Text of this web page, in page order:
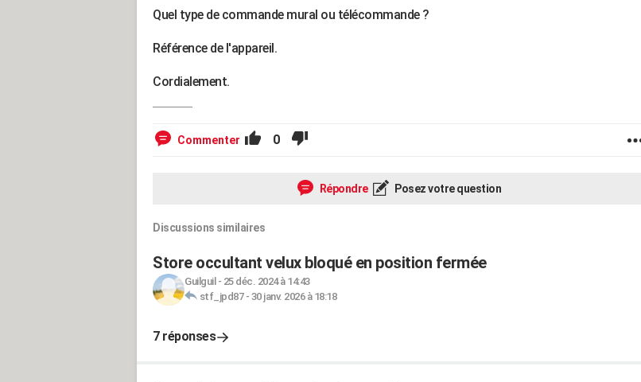
Quel type de commande mural ou télécommande ?
Référence de l'appareil.
Cordialement.
Commenter 0
Répondre Posez votre question
Discussions similaires
Store occultant velux bloqué en position fermée
Guilguil - 25 déc. 2024 à 14:43
stf_jpd87- 30 janv. 2026 à 18:18
7 réponses